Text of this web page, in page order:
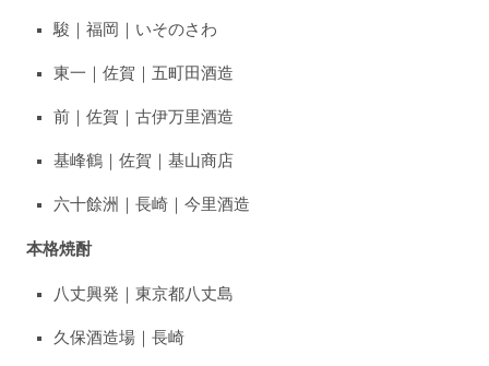
駿｜福岡｜いそのさわ
東一｜佐賀｜五町田酒造
前｜佐賀｜古伊万里酒造
基峰鶴｜佐賀｜基山商店
六十餘洲｜長崎｜今里酒造
本格焼酎
八丈興発｜東京都八丈島
久保酒造場｜長崎